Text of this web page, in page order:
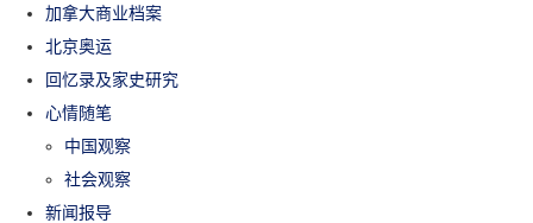
加拿大商业档案
北京奥运
回忆录及家史研究
心情随笔
中国观察
社会观察
新闻报导